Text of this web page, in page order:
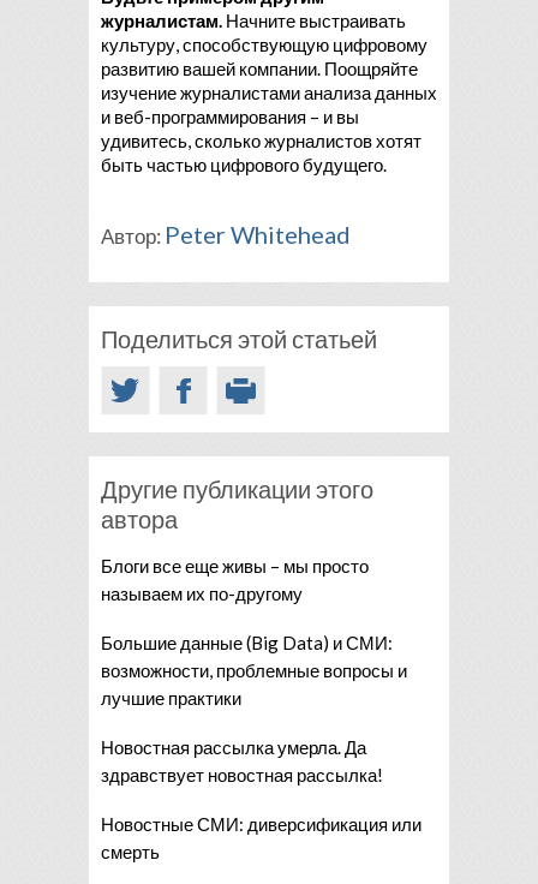
журналистам. Начните выстраивать
культуру, способствующую цифровому
развитию вашей компании. Поощряйте
изучение журналистами анализа данных
и веб-программирования – и вы
удивитесь, сколько журналистов хотят
быть частью цифрового будущего.
Автор: Peter Whitehead
Поделиться этой статьей
Другие публикации этого
автора
Блоги все еще живы – мы просто
называем их по-другому
Большие данные (Big Data) и СМИ:
возможности, проблемные вопросы и
лучшие практики
Новостная рассылка умерла. Да
здравствует новостная рассылка!
Новостные СМИ: диверсификация или
смерть